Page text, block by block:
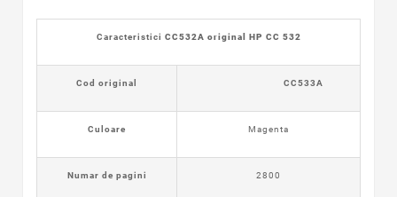
Caracteristici CC532A original HP CC 532
Cod original CC533A
Culoare Magenta
Numar de pagini 2800